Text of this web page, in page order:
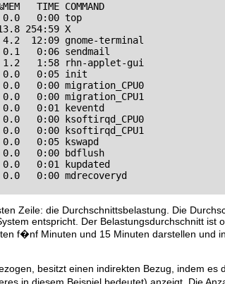
TIME COMMAND
0:00 top
254:59 X
12:09 gnome-terminal
0:06 sendmail
1:58 rhn-applet-gui
0:05 init
0:00 migration_CPU0
0:00 migration_CPU1
0:01 keventd
0:00 ksoftirqd_CPU0
0:00 ksoftirqd_CPU1
0:05 kswapd
0:00 bdflush
0:01 kupdated
0:00 mdrecoveryd
Zeile: die Durchschnittsbelastung. Die
entspricht. Der Belastungsdurchschnitt ist
f�nf Minuten und 15 Minuten darstellen und
besitzt einen indirekten Bezug, indem es